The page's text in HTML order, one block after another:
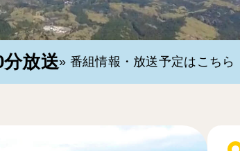
放送» 番組情報・放送予定はこちら